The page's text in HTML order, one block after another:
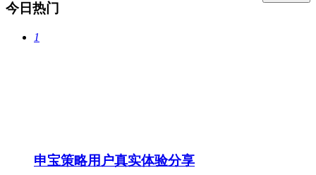
今日热门
1
申宝策略用户真实体验分享